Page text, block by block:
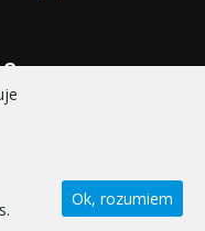
PROJEKTY
Ok, rozumiem